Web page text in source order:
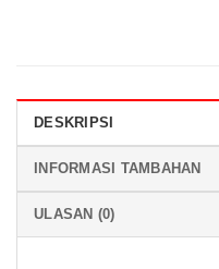
DESKRIPSI
INFORMASI TAMBAHAN
ULASAN (0)